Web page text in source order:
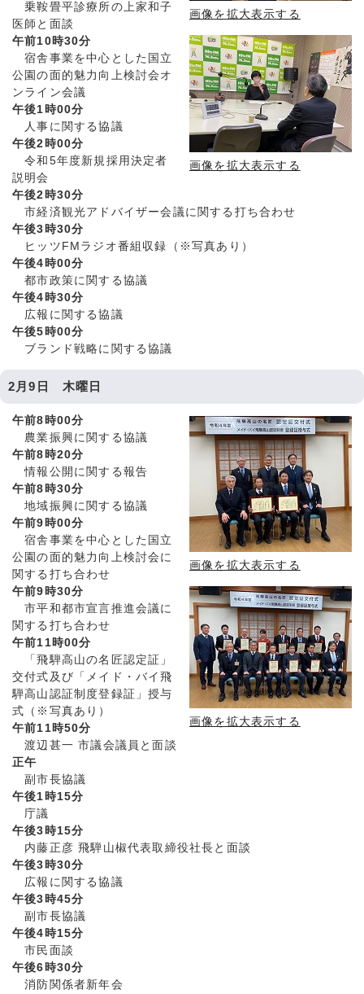
画像を拡大表示する
画像を拡大表示する
乗鞍畳平診療所の上家和子
医師と面談
午前10時30分
宿舎事業を中心とした国立
公園の面的魅力向上検討会オ
ンライン会議
午後1時00分
人事に関する協議
午後2時00分
令和5年度新規採用決定者
説明会
午後2時30分
市経済観光アドバイザー会議に関する打ち合わせ
午後3時30分
ヒッツFMラジオ番組収録（※写真あり）
午後4時00分
都市政策に関する協議
午後4時30分
広報に関する協議
午後5時00分
ブランド戦略に関する協議
2月9日 木曜日
画像を拡大表示する
画像を拡大表示する
午前8時00分
農業振興に関する協議
午前8時20分
情報公開に関する報告
午前8時30分
地域振興に関する協議
午前9時00分
宿舎事業を中心とした国立
公園の面的魅力向上検討会に
関する打ち合わせ
午前9時30分
市平和都市宣言推進会議に
関する打ち合わせ
午前11時00分
「飛騨高山の名匠認定証」
交付式及び「メイド・バイ飛
騨高山認証制度登録証」授与
式（※写真あり）
午前11時50分
渡辺甚一 市議会議員と面談
正午
副市長協議
午後1時15分
庁議
午後3時15分
内藤正彦 飛騨山椒代表取締役社長と面談
午後3時30分
広報に関する協議
午後3時45分
副市長協議
午後4時15分
市民面談
午後6時30分
消防関係者新年会